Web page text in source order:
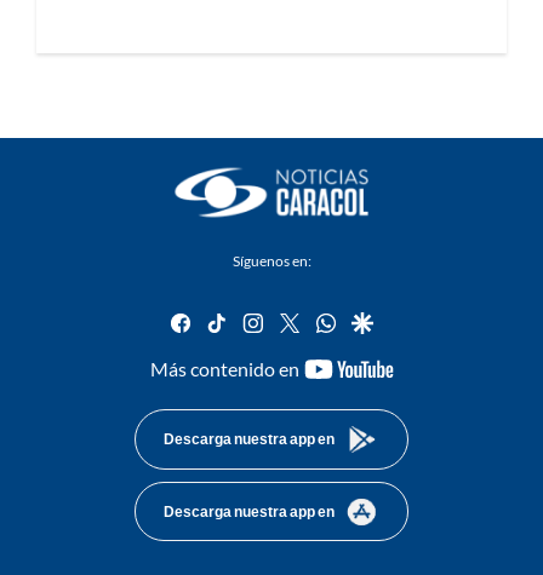
Síguenos en:
facebook
tiktok instagram
twitterwhatsapp
google
Más contenido en
youtube-
Descarga nuestra app en
Descarga nuestra app en